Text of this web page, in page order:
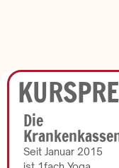
Die
Seit Januar 2015